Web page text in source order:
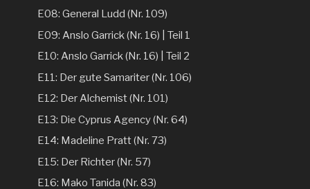
E08: General Ludd (Nr. 109)
E09: Anslo Garrick (Nr. 16) | Teil 1
E10: Anslo Garrick (Nr. 16) | Teil 2
E11: Der gute Samariter (Nr. 106)
E12: Der Alchemist (Nr. 101)
E13: Die Cyprus Agency (Nr. 64)
E14: Madeline Pratt (Nr. 73)
E15: Der Richter (Nr. 57)
E16: Mako Tanida (Nr. 83)